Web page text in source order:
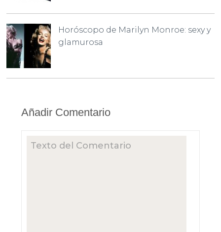
Horóscopo de Marilyn Monroe: sexy y
glamurosa
Añadir Comentario